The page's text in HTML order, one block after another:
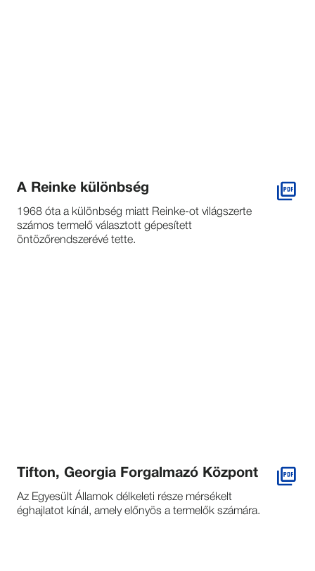
A Reinke különbség
1968 óta a különbség miatt Reinke-ot világszerte
számos termelő választott gépesített
öntözőrendszerévé tette.
Tifton, Georgia Forgalmazó Központ
Az Egyesült Államok délkeleti része mérsékelt
éghajlatot kínál, amely előnyös a termelők számára.